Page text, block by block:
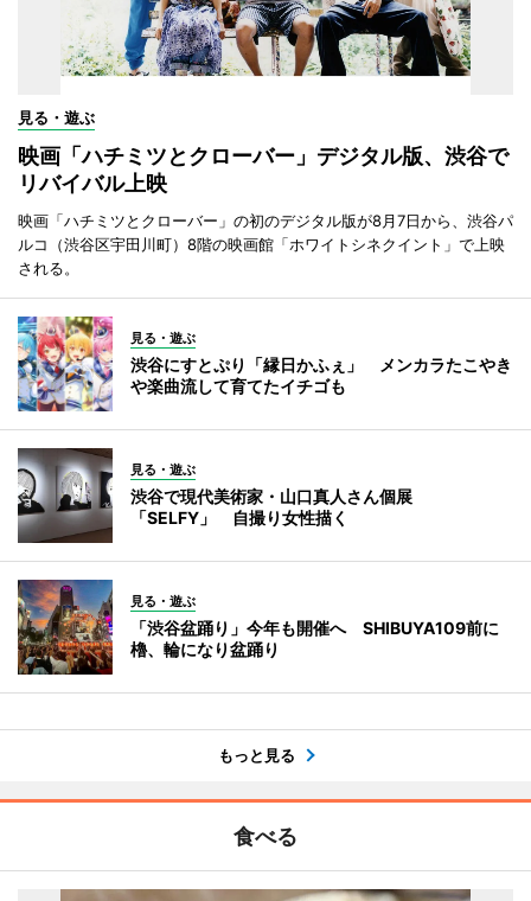
見る・遊ぶ
映画「ハチミツとクローバー」デジタル版、渋谷で
リバイバル上映
映画「ハチミツとクローバー」の初のデジタル版が8月7日から、渋谷パ
ルコ（渋谷区宇田川町）8階の映画館「ホワイトシネクイント」で上映
される。
見る・遊ぶ
渋谷にすとぷり「縁日かふぇ」 メンカラたこやき
や楽曲流して育てたイチゴも
見る・遊ぶ
渋谷で現代美術家・山口真人さん個展
「SELFY」 自撮り女性描く
見る・遊ぶ
「渋谷盆踊り」今年も開催へ SHIBUYA109前に
櫓、輪になり盆踊り
もっと見る
食べる